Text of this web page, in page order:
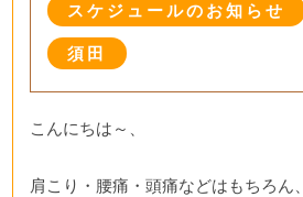
スケジュールのお知らせ
須田
こんにちは～、
肩こり・腰痛・頭痛などはもちろん、